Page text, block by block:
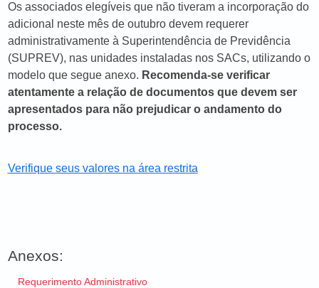
Os associados elegíveis que não tiveram a incorporação do
adicional neste mês de outubro devem requerer
administrativamente à Superintendência de Previdência
(SUPREV), nas unidades instaladas nos SACs, utilizando o
modelo que segue anexo. Recomenda-se verificar
atentamente a relação de documentos que devem ser
apresentados para não prejudicar o andamento do
processo.
Verifique seus valores na área restrita
Anexos:
Requerimento Administrativo